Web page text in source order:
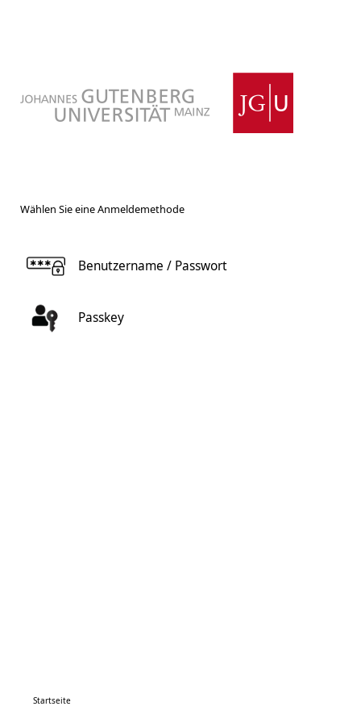
Wählen Sie eine Anmeldemethode
Benutzername / Passwort
Passkey
Startseite